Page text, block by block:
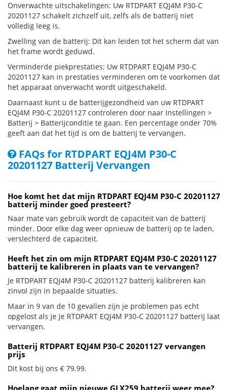
Onverwachte uitschakelingen: Uw RTDPART EQJ4M P30-C
20201127 schakelt zichzelf uit, zelfs als de batterij niet
volledig leeg is.
Zwelling van de batterij: Dit kan leiden tot het scherm dat van
het frame wordt geduwd.
Verminderde piekprestaties: Uw RTDPART EQJ4M P30-C
20201127 kan in prestaties verminderen om te voorkomen dat
het apparaat onverwacht wordt uitgeschakeld.
Daarnaast kunt u de batterijgezondheid van uw RTDPART
EQJ4M P30-C 20201127 controleren door naar Instellingen >
Batterij > Batterijconditie te gaan. Een percentage onder 70%
geeft aan dat het tijd is om de batterij te vervangen.
FAQs for RTDPART EQJ4M P30-C
20201127 Batterij Vervangen
Hoe komt het dat mijn RTDPART EQJ4M P30-C 20201127
batterij minder goed presteert?
Naar mate van gebruik wordt de capaciteit van de batterij
minder. Door elke dag weer opnieuw de batterij op te laden,
verslechterd de capaciteit.
Heeft het zin om mijn RTDPART EQJ4M P30-C 20201127
batterij te kalibreren in plaats van te vervangen?
Je RTDPART EQJ4M P30-C 20201127 batterij kalibreren kan
zinvol zijn in bepaalde situaties.
Maar in 9 van de 10 gevallen zijn je problemen pas echt
opgelost als je je RTDPART EQJ4M P30-C 20201127 batterij laat
vervangen.
Batterij RTDPART EQJ4M P30-C 20201127 vervangen
prijs
Dit kost bij ons € 79.99.
Hoelang gaat mijn nieuwe GLX259 batterij weer mee?